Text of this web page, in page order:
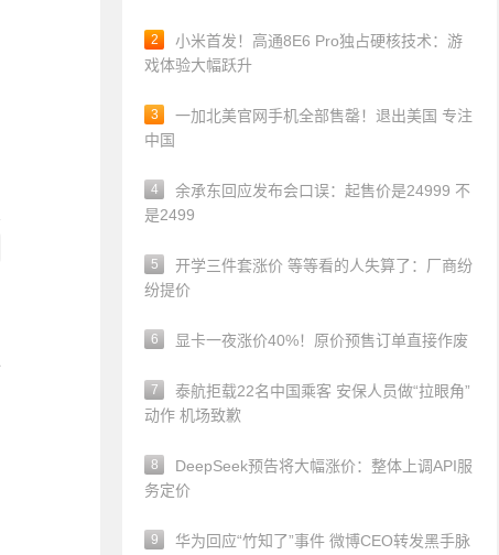
2
小米首发！高通8E6 Pro独占硬核技术：游
戏体验大幅跃升
3
一加北美官网手机全部售罄！退出美国 专注
中国
4
余承东回应发布会口误：起售价是24999 不
是2499
5
开学三件套涨价 等等看的人失算了：厂商纷
纷提价
6 显卡一夜涨价40%！原价预售订单直接作废
7
泰航拒载22名中国乘客 安保人员做“拉眼角”
动作 机场致歉
8
DeepSeek预告将大幅涨价：整体上调API服
务定价
9
华为回应“竹知了”事件 微博CEO转发黑手脉